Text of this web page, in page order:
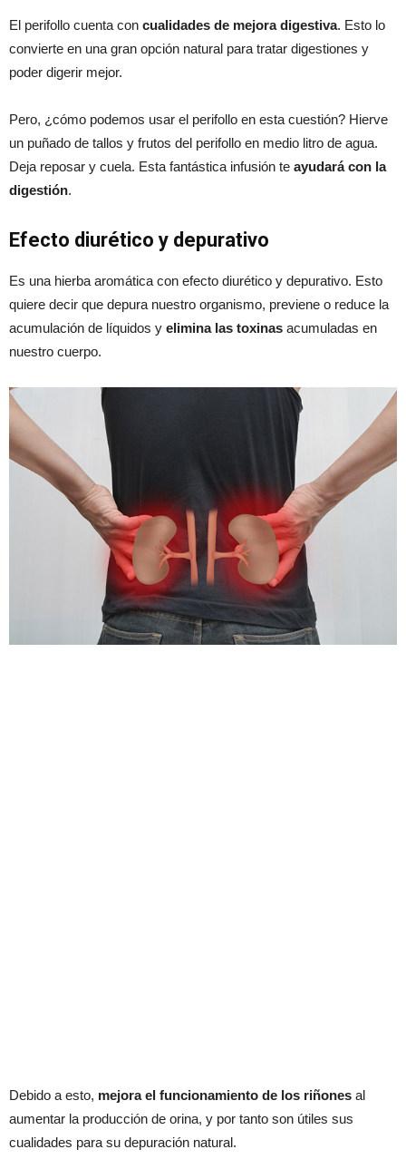
El perifollo cuenta con cualidades de mejora digestiva. Esto lo
convierte en una gran opción natural para tratar digestiones y
poder digerir mejor.
Pero, ¿cómo podemos usar el perifollo en esta cuestión? Hierve
un puñado de tallos y frutos del perifollo en medio litro de agua.
Deja reposar y cuela. Esta fantástica infusión te ayudará con la
digestión.
Efecto diurético y depurativo
Es una hierba aromática con efecto diurético y depurativo. Esto
quiere decir que depura nuestro organismo, previene o reduce la
acumulación de líquidos y elimina las toxinas acumuladas en
nuestro cuerpo.
Debido a esto, mejora el funcionamiento de los riñones al
aumentar la producción de orina, y por tanto son útiles sus
cualidades para su depuración natural.